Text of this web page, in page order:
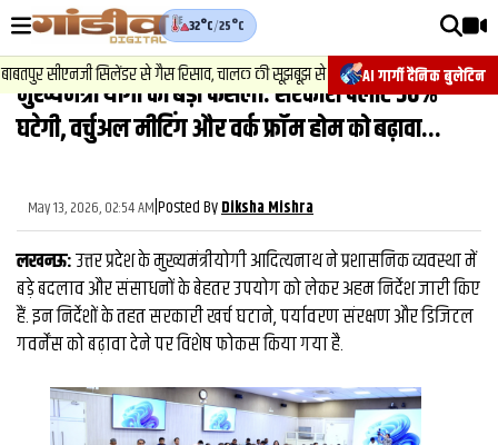
AI गार्गी दैनिक बुलेटिन
32°C/25°C
सीएनजी सिलेंडर से गैस रिसाव, चालक की सूझबूझ से टला बड़ा हादसा. 2.न्यूज़
वीडियोज़
वाराणसी न्यूज़
राजनीति
साहित्य
संस्कृति
अंतरराष्ट्रीय
मुख्यमंत्री योगी का बड़ा फैसला: सरकारी फ्लीट 50%
घटेगी, वर्चुअल मीटिंग और वर्क फ्रॉम होम को बढ़ावा...
May 13, 2026, 02:54 AM|Posted ByDiksha Mishra
लखनऊ:उत्तर प्रदेश के मुख्यमंत्रीयोगी आदित्यनाथ ने प्रशासनिक व्यवस्था में
बड़े बदलाव और संसाधनों के बेहतर उपयोग को लेकर अहम निर्देश जारी किए
हैं. इन निर्देशों के तहत सरकारी खर्च घटाने, पर्यावरण संरक्षण और डिजिटल
गवर्नेंस को बढ़ावा देने पर विशेष फोकस किया गया है.